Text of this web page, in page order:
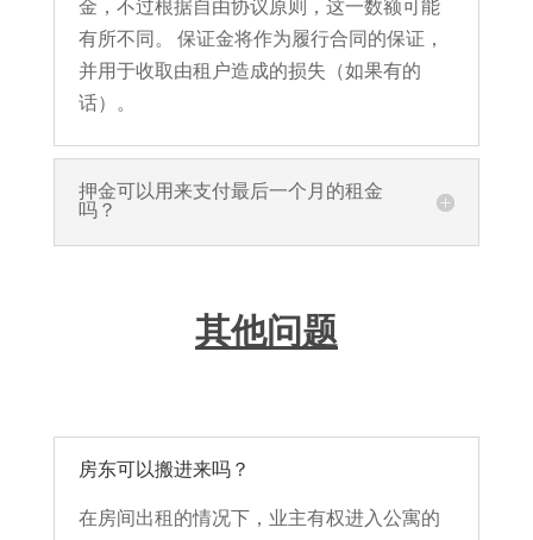
金，不过根据自由协议原则，这一数额可能
有所不同。 保证金将作为履行合同的保证，
并用于收取由租户造成的损失（如果有的
话）。
押金可以用来支付最后一个月的租金
吗？
其他问题
房东可以搬进来吗？
在房间出租的情况下，业主有权进入公寓的